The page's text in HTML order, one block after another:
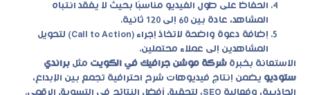
الحفاظ على طول الفيديو مناسبًا بحيث لا يفقد انتباه
المشاهد، عادة بين 60 إلى 120 ثانية.
إضافة دعوة واضحة لاتخاذ إجراء (Call to Action) لتحويل
المشاهدين إلى عملاء محتملين.
الاستعانة بخبرة شركة موشن جرافيك في الكويت مثل براندي
ستوديو يضمن إنتاج فيديوهات شرح احترافية تجمع بين الإبداع،
الجاذبية، وفعالية SEO، لتحقيق أفضل النتائج في التسويق الرقمي.